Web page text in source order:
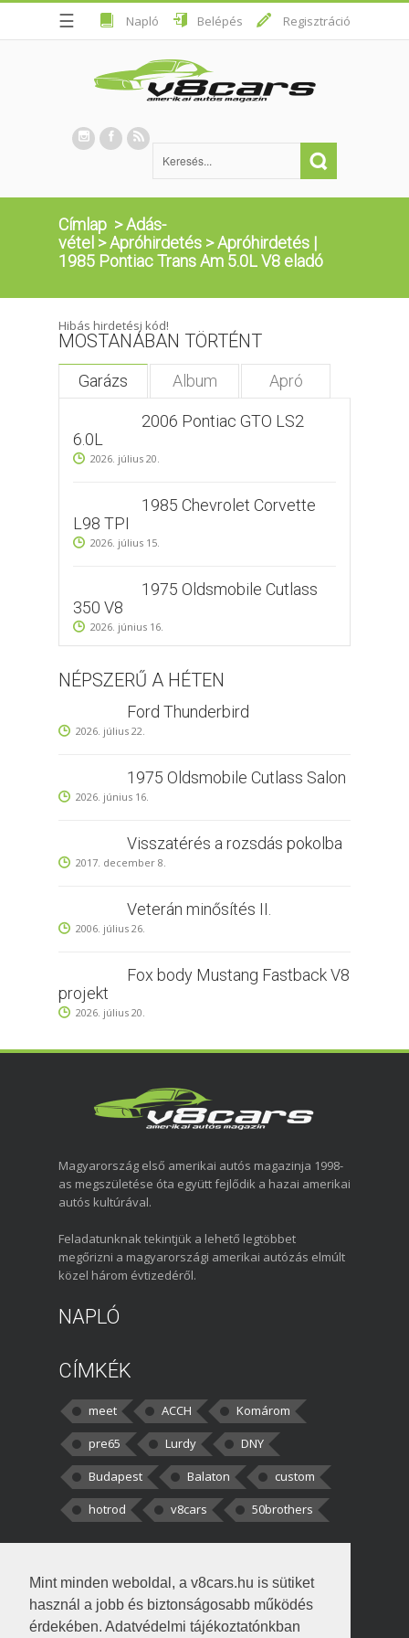
Mint minden weboldal, a v8cars.hu is sütiket
használ a jobb és biztonságosabb működés
érdekében. Adatvédelmi tájékoztatónkban
☰ Napló Belépés Regisztráció
Címlap >Adás-
vétel >Apróhirdetés >Apróhirdetés |
1985 Pontiac Trans Am 5.0L V8 eladó
Hibás hirdetési kód!
MOSTANÁBAN TÖRTÉNT
Garázs Album Apró
2006 Pontiac GTO LS2
6.0L
2026. július 20.
1985 Chevrolet Corvette
L98 TPI
2026. július 15.
1975 Oldsmobile Cutlass
350 V8
2026. június 16.
NÉPSZERŰ A HÉTEN
Ford Thunderbird
2026. július 22.
1975 Oldsmobile Cutlass Salon
2026. június 16.
Visszatérés a rozsdás pokolba
2017. december 8.
Veterán minősítés II.
2006. július 26.
Fox body Mustang Fastback V8
projekt
2026. július 20.
Magyarország első amerikai autós magazinja 1998-
as megszületése óta együtt fejlődik a hazai amerikai
autós kultúrával.
Feladatunknak tekintjük a lehető legtöbbet
megőrizni a magyarországi amerikai autózás elmúlt
közel három évtizedéről.
NAPLÓ
CÍMKÉK
meet ACCH
Komárom
pre65
Lurdy
DNY
Budapest
Balaton
custom
hotrod
v8cars 50brothers
kortisz:Elszúrtam! Én csak két
darabbaal számoltam. Nem tudtam, hogy fél autót,